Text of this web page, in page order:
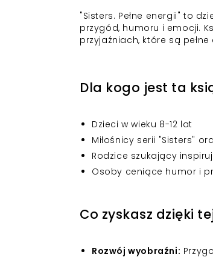
"Sisters. Pełne energii" to
przygód, humoru i emocji.
przyjaźniach, które są
Dla kogo jest ta
Dzieci w wieku 8-12 lat
Miłośnicy serii "Sisters"
Rodzice szukający
Osoby ceniące humor i
Co zyskasz dzięki
Rozwój wyobraźni: